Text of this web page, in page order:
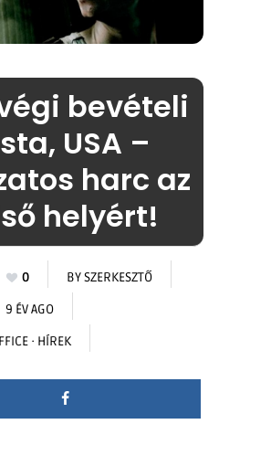
bevételi
USA –
harc az
helyért!
0 BYSZERKESZTŐ
9 ÉV AGO
· HÍREK